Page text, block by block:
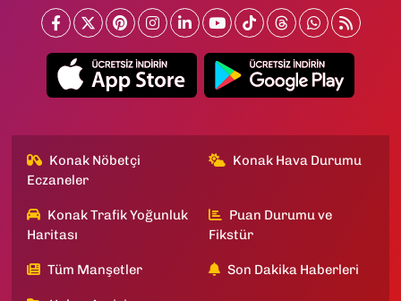
Konak Nöbetçi
Eczaneler
Konak Hava Durumu
Konak Trafik Yoğunluk
Haritası
Puan Durumu ve
Fikstür
Tüm Manşetler Son Dakika Haberleri